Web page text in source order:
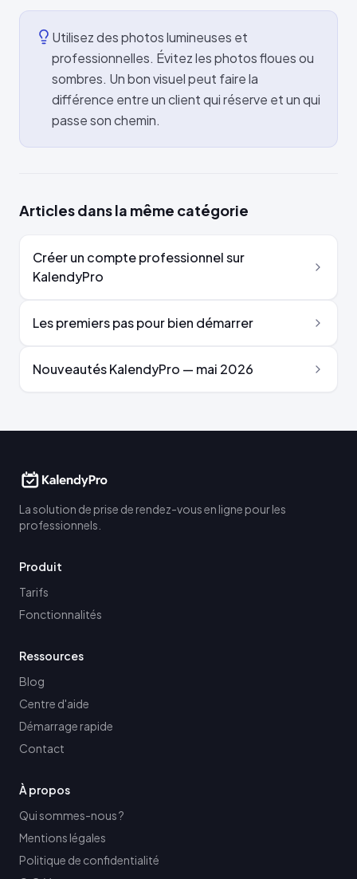
Utilisez des photos lumineuses et
professionnelles. Évitez les photos floues ou
sombres. Un bon visuel peut faire la
différence entre un client qui réserve et un qui
passe son chemin.
Articles dans la même catégorie
Créer un compte professionnel sur
KalendyPro
Les premiers pas pour bien démarrer
Nouveautés KalendyPro — mai 2026
La solution de prise de rendez-vous en ligne pour les
professionnels.
Produit
Tarifs
Fonctionnalités
Ressources
Blog
Centre d'aide
Démarrage rapide
Contact
À propos
Qui sommes-nous ?
Mentions légales
Politique de confidentialité